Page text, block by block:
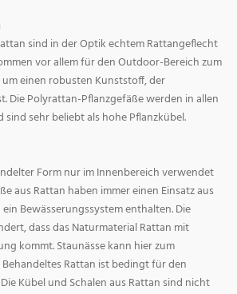
sind in der Optik echtem Rattangeflecht
vor allem für den Outdoor-Bereich zum
um einen robusten Kunststoff, der
Die Polyrattan-Pflanzgefäße werden in allen
sehr beliebt als hohe Pflanzkübel.
Form nur im Innenbereich verwendet
aus Rattan haben immer einen Einsatz aus
Bewässerungssystem enthalten. Die
dass das Naturmaterial Rattan mit
kommt. Staunässe kann hier zum
Rattan ist bedingt für den
Kübel und Schalen aus Rattan sind nicht